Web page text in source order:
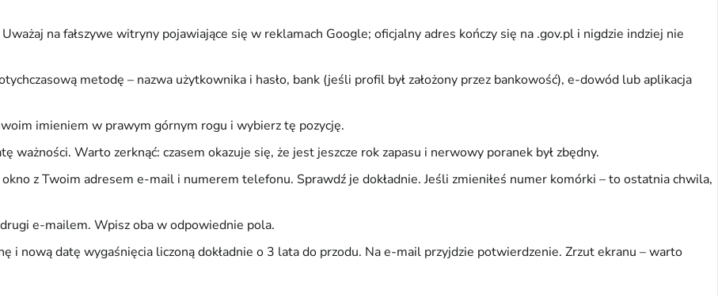
na fałszywe witryny pojawiające się w reklamach Google; oficjalny adres kończy się na .gov.pl i nigdzie indziej nie
metodę – nazwa użytkownika i hasło, bank (jeśli profil był założony przez bankowość), e-dowód lub aplikacja
imieniem w prawym górnym rogu i wybierz tę pozycję.
ważności. Warto zerknąć: czasem okazuje się, że jest jeszcze rok zapasu i nerwowy poranek był zbędny.
z Twoim adresem e-mail i numerem telefonu. Sprawdź je dokładnie. Jeśli zmieniłeś numer komórki – to ostatnia chwila,
e-mailem. Wpisz oba w odpowiednie pola.
i nową datę wygaśnięcia liczoną dokładnie o 3 lata do przodu. Na e-mail przyjdzie potwierdzenie. Zrzut ekranu – warto